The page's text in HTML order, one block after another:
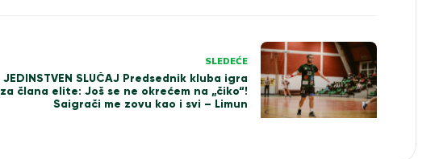
SLEDEĆE
JEDINSTVEN SLUČAJ Predsednik kluba igra
za člana elite: Još se ne okrećem na „čiko“!
Saigrači me zovu kao i svi – Limun